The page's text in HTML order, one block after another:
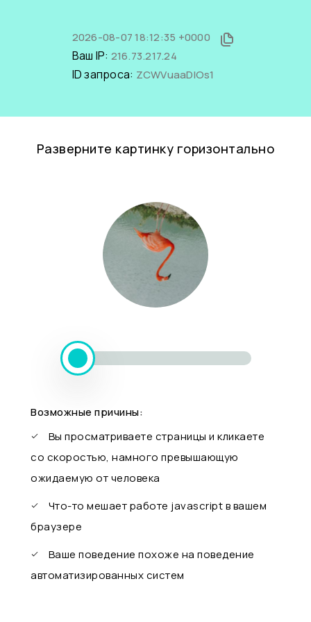
2026-08-07 18:12:35 +0000
Ваш IP: 216.73.217.24
ID запроса: ZCWVuaaDlOs1
Разверните картинку горизонтально
Возможные причины:
Вы просматриваете страницы и кликаете
со скоростью, намного превышающую
ожидаемую от человека
Что-то мешает работе javascript в вашем
браузере
Ваше поведение похоже на поведение
автоматизированных систем